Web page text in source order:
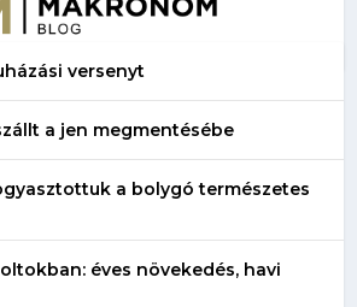
versenyt
a jen megmentésébe
a bolygó természetes
éves növekedés, havi